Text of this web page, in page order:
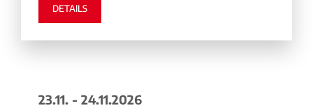
DETAILS
23.11. - 24.11.2026